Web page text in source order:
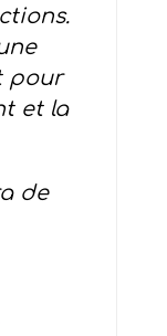
pour
et la
de